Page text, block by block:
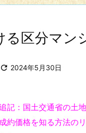
る区分マン
 2024年5月30日
記：国土交通省の土
約価格を知る方法の